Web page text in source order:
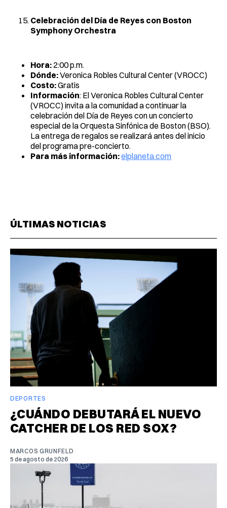
Celebración del Día de Reyes con Boston
Symphony Orchestra
Hora: 2:00 p.m.
Dónde:Veronica Robles Cultural Center (VROCC)
Costo:Gratis
Información: El Veronica Robles Cultural Center
(VROCC) invita a la comunidad a continuar la
celebración del Día de Reyes con un concierto
especial de la Orquesta Sinfónica de Boston (BSO).
La entrega de regalos se realizará antes del inicio
del programa pre-concierto.
Para más información:elplaneta.com
ÚLTIMAS NOTICIAS
DEPORTES
¿CUÁNDO DEBUTARÁ EL NUEVO
CATCHER DE LOS RED SOX?
MARCOS GRUNFELD
5 de agosto de 2026